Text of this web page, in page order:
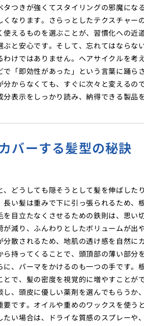
つきが強くてスタイリングの邪魔にな
なります。さらっとしたテクスチャー
えるものを選ぶことが、習慣化への
と安心です。そして、忘れてはならな
けではありません。ヘアサイクルを
「即効性があった」という言葉に踊
からなくても、すぐに次々と変える
表示をしっかり読み、納得できる製
バーする髪型の秘訣
どうしても隠そうとして髪を伸ばし
い髪は重みで下に引っ張られるため、
目立たなくさせるための鉄則は、思い
減り、ふんわりとしたボリュームが出
散されるため、地肌の透け感を自然に
ら持ってくることで、頭頂部の薄い部
、パーマをかけるのも一つの手です。
で、髪の密度を視覚的に増やすことが
し、頭皮に優しい薬剤を選んでもらう
です。オイルや重めのワックスを使
い場合は、ドライな質感のスプレーや